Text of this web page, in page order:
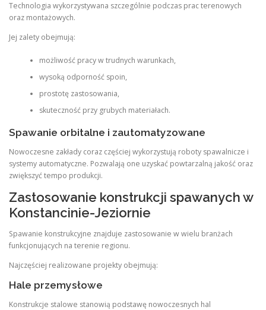
Technologia wykorzystywana szczególnie podczas prac terenowych
oraz montażowych.
Jej zalety obejmują:
możliwość pracy w trudnych warunkach,
wysoką odporność spoin,
prostotę zastosowania,
skuteczność przy grubych materiałach.
Spawanie orbitalne i zautomatyzowane
Nowoczesne zakłady coraz częściej wykorzystują roboty spawalnicze i
systemy automatyczne. Pozwalają one uzyskać powtarzalną jakość oraz
zwiększyć tempo produkcji.
Zastosowanie konstrukcji spawanych w
Konstancinie-Jeziornie
Spawanie konstrukcyjne znajduje zastosowanie w wielu branżach
funkcjonujących na terenie regionu.
Najczęściej realizowane projekty obejmują:
Hale przemysłowe
Konstrukcje stalowe stanowią podstawę nowoczesnych hal